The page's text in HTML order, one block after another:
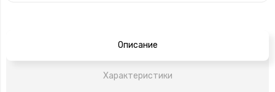
Описание
Характеристики